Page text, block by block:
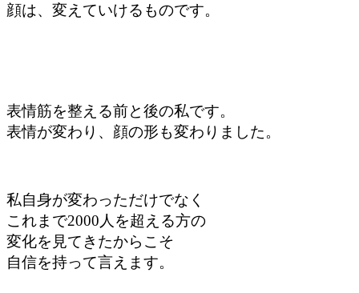
顔は、 変えていけるものです。
表情筋を整える前と後の私です。
表情が変わり、顔の形も変わりました。
私自身が変わっただけでなく
これまで2000人を超える方の
変化を見てきたからこそ
自信を持って言えます。